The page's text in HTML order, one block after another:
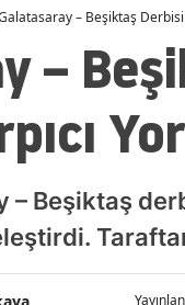
– Beşiktaş Derbisi
–
– Beşiktaş